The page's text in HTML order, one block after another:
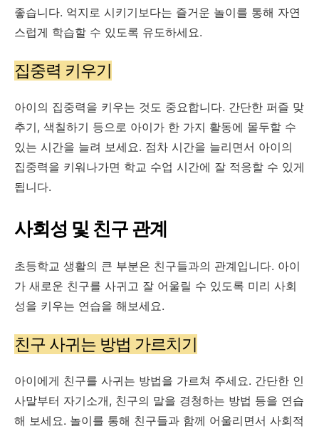
좋습니다. 억지로 시키기보다는 즐거운 놀이를 통해 자연
스럽게 학습할 수 있도록 유도하세요.
집중력 키우기
아이의 집중력을 키우는 것도 중요합니다. 간단한 퍼즐 맞
추기, 색칠하기 등으로 아이가 한 가지 활동에 몰두할 수
있는 시간을 늘려 보세요. 점차 시간을 늘리면서 아이의
집중력을 키워나가면 학교 수업 시간에 잘 적응할 수 있게
됩니다.
사회성 및 친구 관계
초등학교 생활의 큰 부분은 친구들과의 관계입니다. 아이
가 새로운 친구를 사귀고 잘 어울릴 수 있도록 미리 사회
성을 키우는 연습을 해보세요.
친구 사귀는 방법 가르치기
아이에게 친구를 사귀는 방법을 가르쳐 주세요. 간단한 인
사말부터 자기소개, 친구의 말을 경청하는 방법 등을 연습
해 보세요. 놀이를 통해 친구들과 함께 어울리면서 사회적